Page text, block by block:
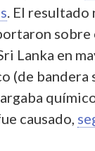
. El
sobre
Lanka en
(de
causado,